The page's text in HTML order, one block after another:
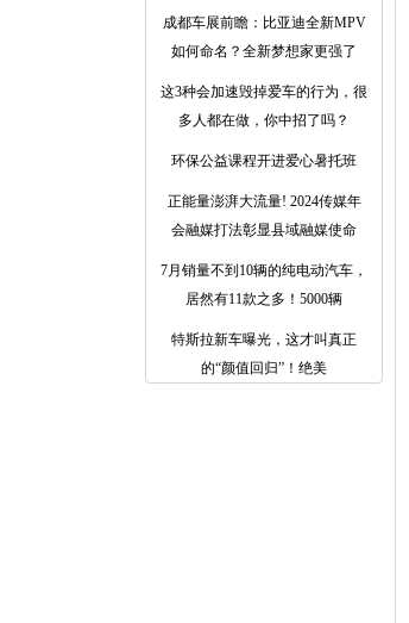
成都车展前瞻：比亚迪全新MPV
如何命名？全新梦想家更强了
这3种会加速毁掉爱车的行为，很
多人都在做，你中招了吗？
环保公益课程开进爱心暑托班
正能量澎湃大流量! 2024传媒年
会融媒打法彰显县域融媒使命
7月销量不到10辆的纯电动汽车，
居然有11款之多！5000辆
特斯拉新车曝光，这才叫真正
的“颜值回归”！绝美